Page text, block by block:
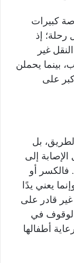
كبيرات
رحلة؛ إذ
غير
بينما يحملن
على
بل
إلى
فالكسر أو
يعني يدًا
قادر على
الوقوف في
أطفالها